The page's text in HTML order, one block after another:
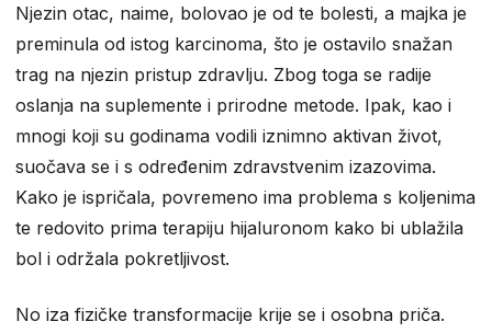
Njezin otac, naime, bolovao je od te bolesti, a majka je
preminula od istog karcinoma, što je ostavilo snažan
trag na njezin pristup zdravlju. Zbog toga se radije
oslanja na suplemente i prirodne metode. Ipak, kao i
mnogi koji su godinama vodili iznimno aktivan život,
suočava se i s određenim zdravstvenim izazovima.
Kako je ispričala, povremeno ima problema s koljenima
te redovito prima terapiju hijaluronom kako bi ublažila
bol i održala pokretljivost.
No iza fizičke transformacije krije se i osobna priča.